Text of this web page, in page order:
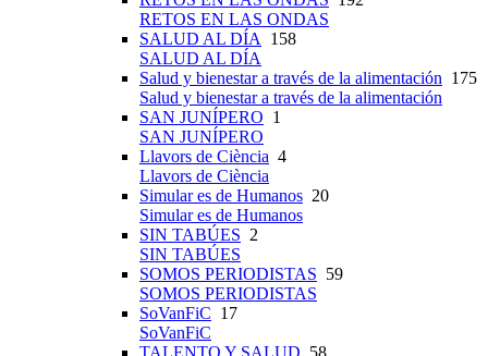
RETOS EN LAS ONDAS
SALUD AL DÍA
158
SALUD AL DÍA
Salud y bienestar a través de la alimentación 175
Salud y bienestar a través de la alimentación
SAN JUNÍPERO 1
SAN JUNÍPERO
Llavors de Ciència 4
Llavors de Ciència
Simular es de Humanos 20
Simular es de Humanos
SIN TABÚES 2
SIN TABÚES
SOMOS PERIODISTAS 59
SOMOS PERIODISTAS
SoVanFiC 17
SoVanFiC